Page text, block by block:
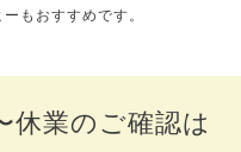
もおすすめです。
のご確認は